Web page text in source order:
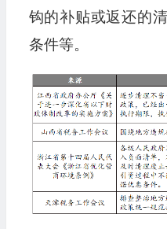
钩的补贴或返还的
条件等。